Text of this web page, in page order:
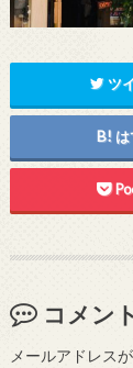
ツ
コメン
メールアドレス